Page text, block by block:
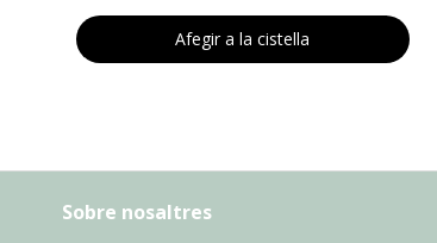
Afegir a la cistella
Sobre nosaltres